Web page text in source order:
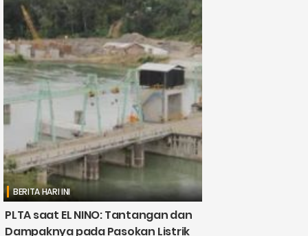
BERITA HARI INI
PLTA saat EL NINO: Tantangan dan
Dampaknya pada Pasokan Listrik